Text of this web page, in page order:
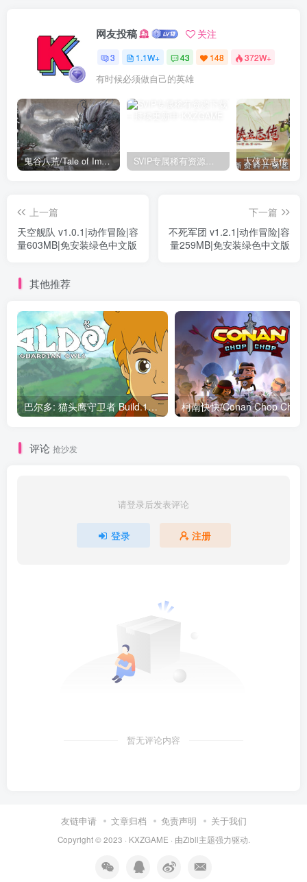
网友投稿 关注
3 1.1W+ 43 148 372W+
有时候必须做自己的英雄
鬼谷八荒/Tale of Immortal v1.2.105.259|角色扮演|容量27.4GB|免安装绿色中文版 SVIP专属稀有资源下载 – 持续更新中
上一篇
天空舰队 v1.0.1|动作冒险|容
量603MB|免安装绿色中文版
下一篇
不死军团 v1.2.1|动作冒险|容
量259MB|免安装绿色中文版
其他推荐
巴尔多: 猫头鹰守卫者 Build.10469116|角色扮演|容量1.7GB|免安装绿色中文版
评论 抢沙发
请登录后发表评论
登录 注册
暂无评论内容
友链申请 文章归档 免责声明 关于我们
Copyright © 2023 · KXZGAME · 由Zibll主题强力驱动.